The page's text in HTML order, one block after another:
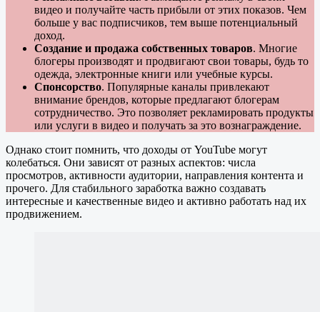
видео и получайте часть прибыли от этих показов. Чем
больше у вас подписчиков, тем выше потенциальный
доход.
Создание и продажа собственных товаров. Многие
блогеры производят и продвигают свои товары, будь то
одежда, электронные книги или учебные курсы.
Спонсорство. Популярные каналы привлекают
внимание брендов, которые предлагают блогерам
сотрудничество. Это позволяет рекламировать продукты
или услуги в видео и получать за это вознаграждение.
Однако стоит помнить, что доходы от YouTube могут
колебаться. Они зависят от разных аспектов: числа
просмотров, активности аудитории, направления контента и
прочего. Для стабильного заработка важно создавать
интересные и качественные видео и активно работать над их
продвижением.